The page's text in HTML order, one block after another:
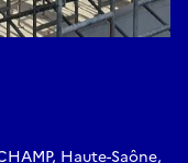
Haute-Saône,